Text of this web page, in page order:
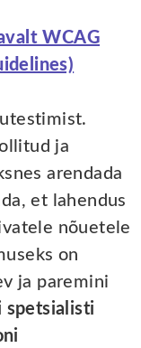
WCAG
ja
arendada
et lahendus
nõuetele
on
ja paremini
spetsialisti